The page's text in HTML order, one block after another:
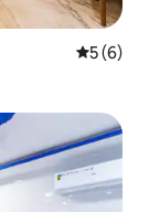
5 (6)